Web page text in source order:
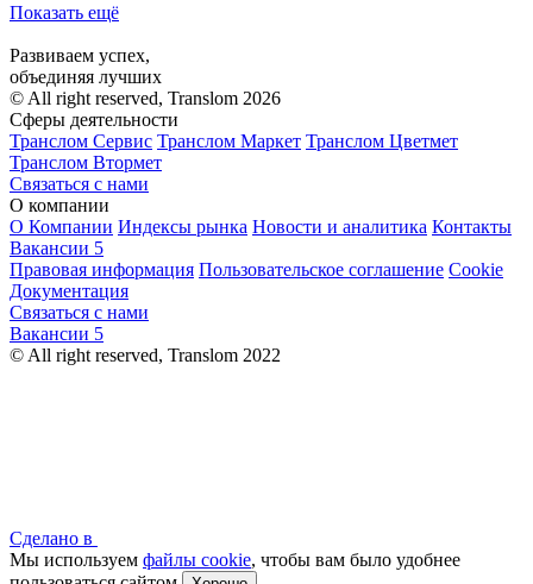
Показать ещё
Развиваем успех,
объединяя лучших
© All right reserved, Translom 2026
Сферы деятельности
Транслом Сервис Транслом Маркет Транслом Цветмет
Транслом Втормет
Связаться с нами
О компании
О Компании Индексы рынка Новости и аналитика Контакты
Вакансии 5
Правовая информация Пользовательское соглашение Cookie
Документация
Связаться с нами
Вакансии 5
© All right reserved, Translom 2022
Сделано в
Мы используем файлы cookie, чтобы вам было удобнее